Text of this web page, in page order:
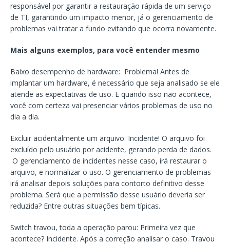
responsável por garantir a restauração rápida de um serviço
de TI, garantindo um impacto menor, já o gerenciamento de
problemas vai tratar a fundo evitando que ocorra novamente.
Mais alguns exemplos, para você entender mesmo
Baixo desempenho de hardware: Problema! Antes de
implantar um hardware, é necessário que seja analisado se ele
atende as expectativas de uso. E quando isso não acontece,
você com certeza vai presenciar vários problemas de uso no
dia a dia.
Excluir acidentalmente um arquivo: Incidente! O arquivo foi
excluído pelo usuário por acidente, gerando perda de dados.
O gerenciamento de incidentes nesse caso, irá restaurar o
arquivo, e normalizar o uso. O gerenciamento de problemas
irá analisar depois soluções para contorto definitivo desse
problema. Será que a permissão desse usuário deveria ser
reduzida? Entre outras situações bem típicas.
Switch travou, toda a operação parou: Primeira vez que
acontece? Incidente. Após a correção analisar o caso. Travou